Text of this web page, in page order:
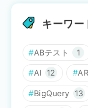
キーワー
ABテスト 1
AI 12 AR
BigQuery 13